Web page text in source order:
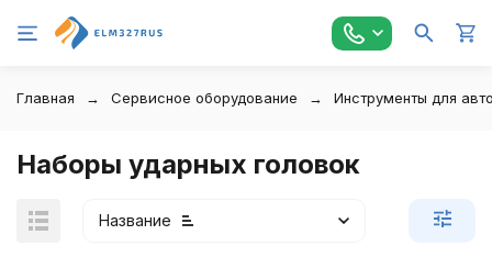
Главная Сервисное оборудование Инструменты для
Наборы ударных головок
Название